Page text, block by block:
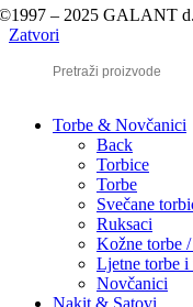
– 2025 GALANT
Zatvori
Torbe & Novčanici
Back
Torbice
Torbe
Svečane
Ruksaci
Kožne torbe
Ljetne torbe i
Novčanici